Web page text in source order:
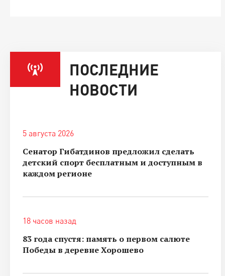
ПОСЛЕДНИЕ
НОВОСТИ
5 августа 2026
Сенатор Гибатдинов предложил сделать
детский спорт бесплатным и доступным в
каждом регионе
18 часов назад
83 года спустя: память о первом салюте
Победы в деревне Хорошево